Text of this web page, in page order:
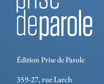
Édition Prise de Parole
359-27, rue Larch